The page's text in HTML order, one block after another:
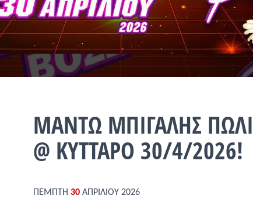
ΜΑΝΤΩ ΜΠΙΓΑΛΗΣ
@ ΚΥΤΤΑΡΟ 30/4/2026!
ΠΕΜΠΤΗ 30ΑΠΡΙΛΙΟΥ 2026